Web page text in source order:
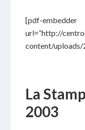
[pdf-embedder
url=”http://
content/
La
2003